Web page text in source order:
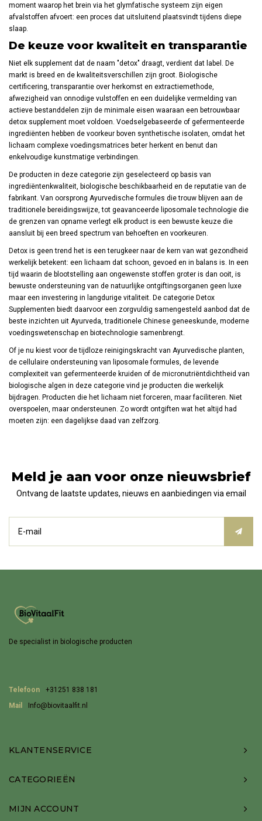
moment waarop het brein via het glymfatische systeem zijn eigen
afvalstoffen afvoert: een proces dat uitsluitend plaatsvindt tijdens diepe
slaap.
De keuze voor kwaliteit en transparantie
Niet elk supplement dat de naam "detox" draagt, verdient dat label. De
markt is breed en de kwaliteitsverschillen zijn groot. Biologische
certificering, transparantie over herkomst en extractiemethode,
afwezigheid van onnodige vulstoffen en een duidelijke vermelding van
actieve bestanddelen zijn de minimale eisen waaraan een betrouwbaar
detox supplement moet voldoen. Voedselgebaseerde of gefermenteerde
ingrediënten hebben de voorkeur boven synthetische isolaten, omdat het
lichaam complexe voedingsmatrices beter herkent en benut dan
enkelvoudige kunstmatige verbindingen.
De producten in deze categorie zijn geselecteerd op basis van
ingrediëntenkwaliteit, biologische beschikbaarheid en de reputatie van de
fabrikant. Van oorsprong Ayurvedische formules die trouw blijven aan de
traditionele bereidingswijze, tot geavanceerde liposomale technologie die
de grenzen van opname verlegt elk product is een bewuste keuze die
aansluit bij een breed spectrum van behoeften en voorkeuren.
Detox is geen trend het is een terugkeer naar de kern van wat gezondheid
werkelijk betekent: een lichaam dat schoon, gevoed en in balans is. In een
tijd waarin de blootstelling aan ongewenste stoffen groter is dan ooit, is
bewuste ondersteuning van de natuurlijke ontgiftingsorganen geen luxe
maar een investering in langdurige vitaliteit. De categorie Detox
Supplementen biedt daarvoor een zorgvuldig samengesteld aanbod dat de
beste inzichten uit Ayurveda, traditionele Chinese geneeskunde, moderne
voedingswetenschap en biotechnologie samenbrengt.
Of je nu kiest voor de tijdloze reinigingskracht van Ayurvedische planten,
de cellulaire ondersteuning van liposomale formules, de levende
complexiteit van gefermenteerde kruiden of de micronutriëntdichtheid van
biologische algen in deze categorie vind je producten die werkelijk
bijdragen. Producten die het lichaam niet forceren, maar faciliteren. Niet
overspoelen, maar ondersteunen. Zo wordt ontgiften wat het altijd had
moeten zijn: een dagelijkse daad van zelfzorg.
Meld je aan voor onze nieuwsbrief
Ontvang de laatste updates, nieuws en aanbiedingen via email
De specialist in biologische producten
Telefoon
+31251 838 181
Mail
Info@biovitaalfit.nl
KLANTENSERVICE
CATEGORIEËN
MIJN ACCOUNT